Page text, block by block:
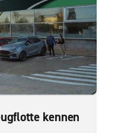
kennen